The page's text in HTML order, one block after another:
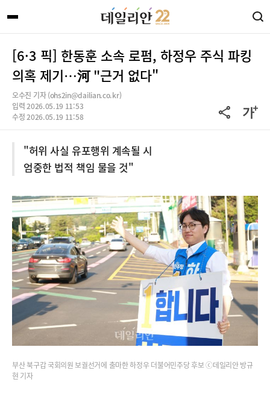
[6·3 픽] 한동훈 소속 로펌, 하정우 주식 파킹
의혹 제기…河 "근거 없다"
오수진 기자 (ohs2in@dailian.co.kr)
입력 2026.05.19 11:53
수정 2026.05.19 11:58
"허위 사실 유포행위 계속될 시
엄중한 법적 책임 물을 것"
부산 북구갑 국회의원 보궐선거에 출마한 하정우 더불어민주당 후보 ⓒ데일리안 방규
현 기자